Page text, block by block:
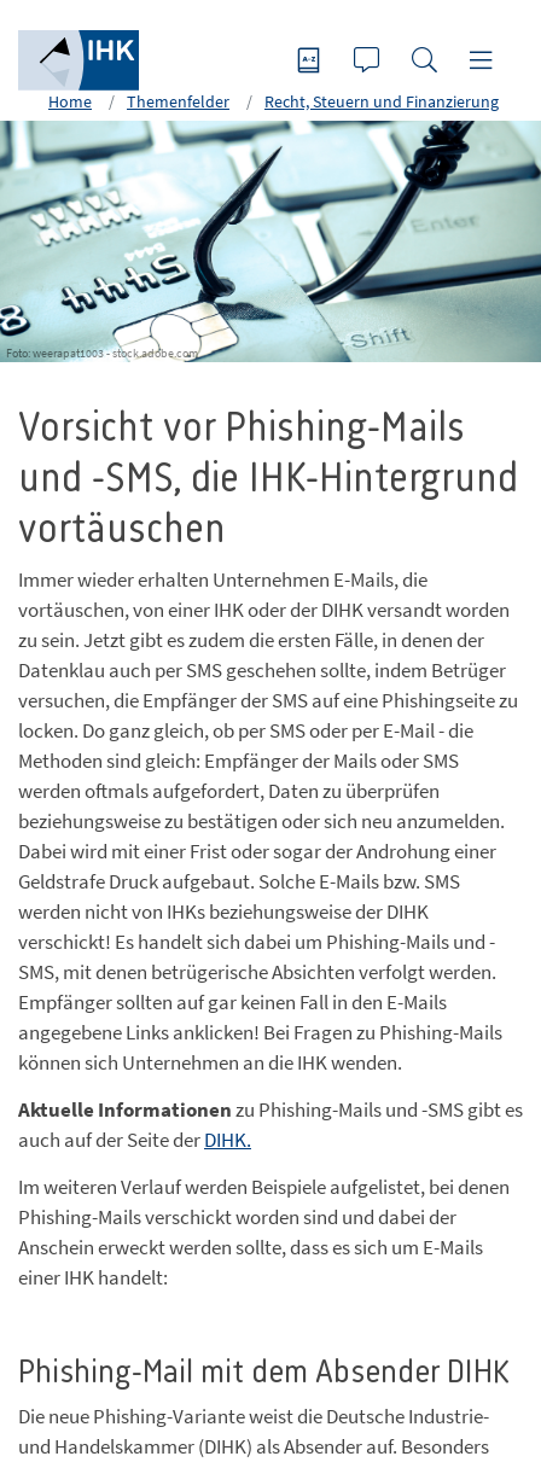
Home Themenfelder Recht, Steuern und Finanzierung
Foto: weerapat1003 - stock.adobe.com
Vorsicht vor Phishing-Mails
und -SMS, die IHK-Hintergrund
vortäuschen
Immer wieder erhalten Unternehmen E-Mails, die
vortäuschen, von einer IHK oder der DIHK versandt worden
zu sein. Jetzt gibt es zudem die ersten Fälle, in denen der
Datenklau auch per SMS geschehen sollte, indem Betrüger
versuchen, die Empfänger der SMS auf eine Phishingseite zu
locken. Do ganz gleich, ob per SMS oder per E-Mail - die
Methoden sind gleich: Empfänger der Mails oder SMS
werden oftmals aufgefordert, Daten zu überprüfen
beziehungsweise zu bestätigen oder sich neu anzumelden.
Dabei wird mit einer Frist oder sogar der Androhung einer
Geldstrafe Druck aufgebaut. Solche E-Mails bzw. SMS
werden nicht von IHKs beziehungsweise der DIHK
verschickt! Es handelt sich dabei um Phishing-Mails und -
SMS, mit denen betrügerische Absichten verfolgt werden.
Empfänger sollten auf gar keinen Fall in den E-Mails
angegebene Links anklicken! Bei Fragen zu Phishing-Mails
können sich Unternehmen an die IHK wenden.
Aktuelle Informationenzu Phishing-Mails und -SMS gibt es
auch auf der Seite derDIHK.
Im weiteren Verlauf werden Beispiele aufgelistet, bei denen
Phishing-Mails verschickt worden sind und dabei der
Anschein erweckt werden sollte, dass es sich um E-Mails
einer IHK handelt:
Phishing-Mail mit dem Absender DIHK
Die neue Phishing-Variante weist die Deutsche Industrie-
und Handelskammer (DIHK) als Absender auf. Besonders